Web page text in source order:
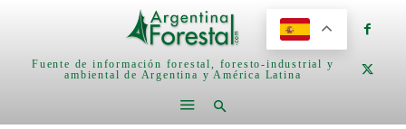
Fuente de información forestal, foresto-industrial y
ambiental de Argentina y América Latina